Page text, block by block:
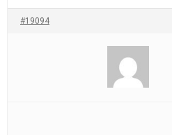
#19094